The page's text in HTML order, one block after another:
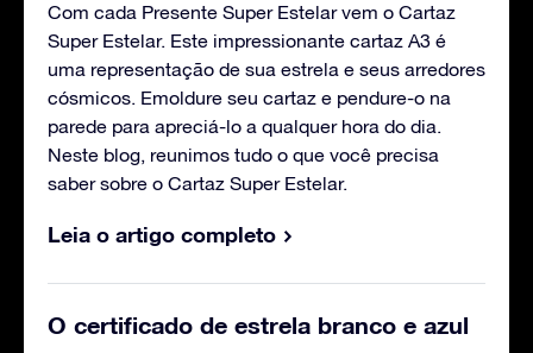
Com cada Presente Super Estelar vem o Cartaz
Super Estelar. Este impressionante cartaz A3 é
uma representação de sua estrela e seus arredores
cósmicos. Emoldure seu cartaz e pendure-o na
parede para apreciá-lo a qualquer hora do dia.
Neste blog, reunimos tudo o que você precisa
saber sobre o Cartaz Super Estelar.
Leia o artigo completo
O certificado de estrela branco e azul